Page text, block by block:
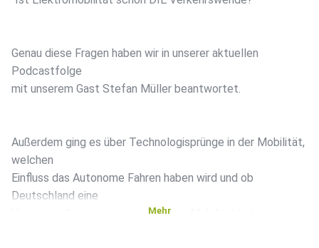
Genau diese Fragen haben wir in unserer aktuellen
Podcastfolge
mit unserem Gast Stefan Müller beantwortet.
Außerdem ging es über Technologisprünge in der Mobilität,
welchen
Einfluss das Autonome Fahren haben wird und ob
Deutschland eine
Vorreiterrolle in puncto nachhaltige Mobilität hat.
Mehr